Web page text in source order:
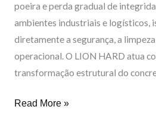
poeira e perda gradual de
ambientes industriais e logísticos,
diretamente a segurança, a
operacional. O LION HARD atua
transformação estrutural do
Read More »